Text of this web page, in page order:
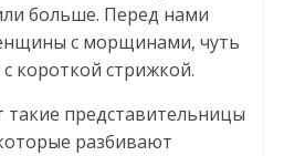
больше. Перед нами
с морщинами, чуть
короткой стрижкой.
представительницы
разбивают